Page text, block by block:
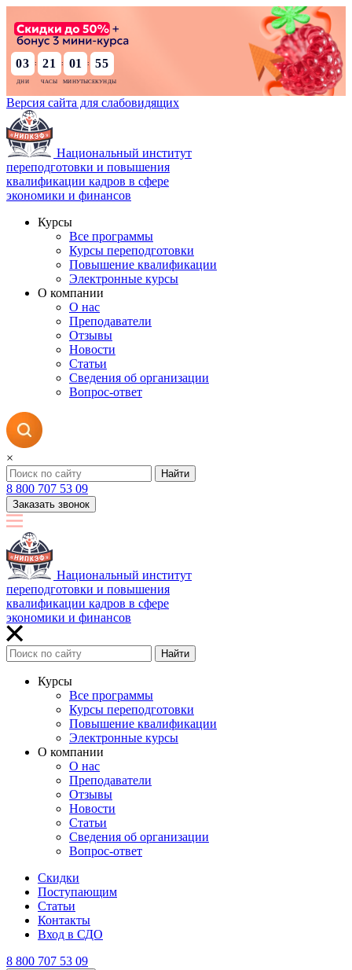
03 : 21 : 01 : 53
Версия сайта для слабовидящих
Национальный институт
переподготовки и повышения
квалификации кадров в сфере
экономики и финансов
Курсы
Все программы
Курсы переподготовки
Повышение квалификации
Электронные курсы
О компании
О нас
Преподаватели
Отзывы
Новости
Статьи
Сведения об организации
Вопрос-ответ
×
Найти
8 800 707 53 09
Заказать звонок
Национальный институт
переподготовки и повышения
квалификации кадров в сфере
экономики и финансов
Найти
Курсы
Все программы
Курсы переподготовки
Повышение квалификации
Электронные курсы
О компании
О нас
Преподаватели
Отзывы
Новости
Статьи
Сведения об организации
Вопрос-ответ
Скидки
Поступающим
Статьи
Контакты
Вход в СДО
8 800 707 53 09